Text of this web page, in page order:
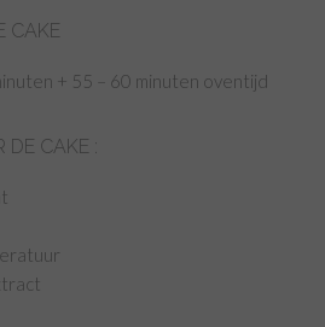
CAKE
+ 55 – 60 minuten oventijd
DE CAKE :